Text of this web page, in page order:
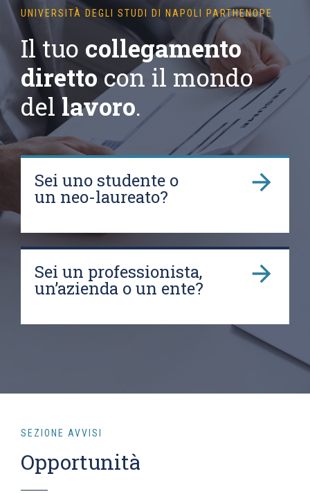
UNIVERSITÀ DEGLI STUDI DI NAPOLI PARTHENOPE
Il tuo collegamento
diretto con il mondo
dellavoro.
Sei uno studente o
un neo-laureato?
Sei un professionista,
un’azienda o un ente?
SEZIONE AVVISI
Opportunità